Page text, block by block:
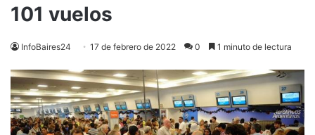
101 vuelos
InfoBaires24 17 de febrero de 2022 0 1 minuto de lectura